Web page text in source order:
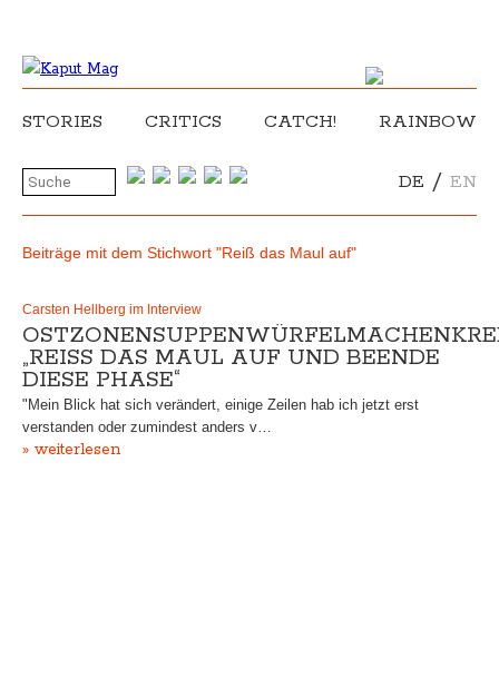
STORIES CRITICS CATCH! RAINBOW
DE / EN
Beiträge mit dem Stichwort "Reiß das Maul auf"
Carsten Hellberg im Interview
„REISS DAS MAUL AUF UND BEENDE D
IESE PHASE“
"Mein Blick hat sich verändert, einige Zeilen hab ich jetzt erst
verstanden oder zumindest anders v…
» weiterlesen